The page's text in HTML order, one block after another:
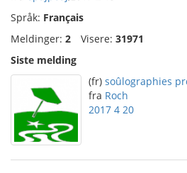
Språk: Français
Meldinger: 2 Visere: 31971
Siste melding
(fr) soûlographies
fra Roch
2017 4 20